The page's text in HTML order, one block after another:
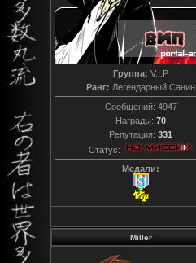
Группа: V.I.P
Ранг: Легендарный Санин
Сообщений: 4947
Награды: 70
Репутация: 331
Статус:
Медали:
Miller